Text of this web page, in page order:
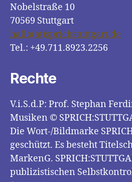
Nobelstraße 10
70569 Stuttgart
hallo(at)sprichstuttgart.de
Tel.: +49.711.8923.2256
Rechte
V.i.S.d.P: Prof. Stephan
Musiken ©
Die Wort-/Bildmarke
geschützt. Es besteht
MarkenG.
publizistischen